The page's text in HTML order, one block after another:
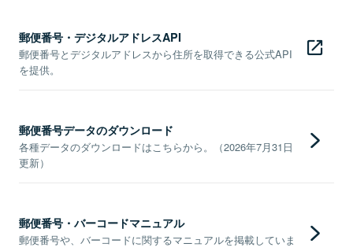
郵便番号・デジタルアドレスAPI
郵便番号とデジタルアドレスから住所を取得できる公式API
を提供。
郵便番号データのダウンロード
各種データのダウンロードはこちらから。（2026年7月31日
更新）
郵便番号・バーコードマニュアル
郵便番号や、バーコードに関するマニュアルを掲載していま